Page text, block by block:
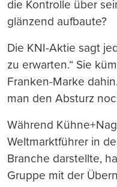
die Kontrolle über
glänzend aufbaute?
Die KNI-Aktie sagt
zu erwarten.“ Sie
Franken-Marke
man den Absturz
Während
Weltmarktführer in
Branche darstellte,
Gruppe mit der